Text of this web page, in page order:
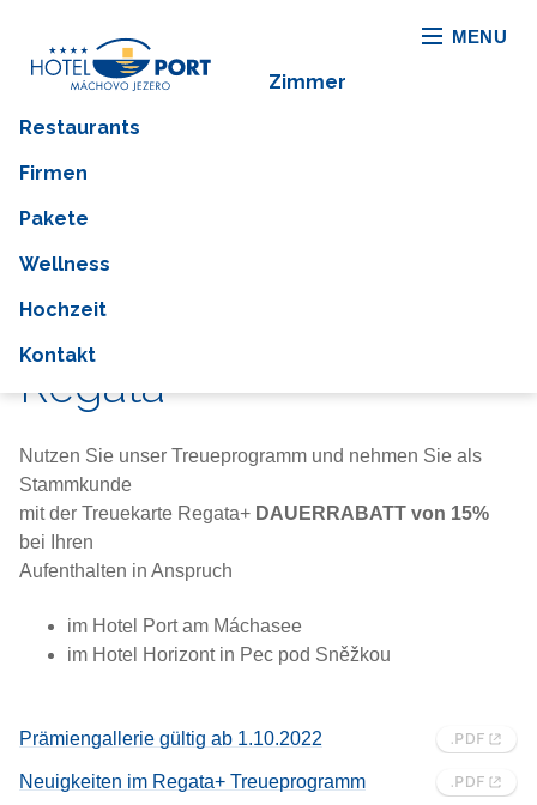
MENU
Zimmer
Restaurants
Firmen
Pakete
Wellness
Hochzeit
Kontakt
Treueprogramm
Regata+
Nutzen Sie unser Treueprogramm und nehmen Sie als
Stammkunde
mit der Treuekarte Regata+ DAUERRABATT von 15%
bei Ihren
Aufenthalten in Anspruch
im Hotel Port am Máchasee
im Hotel Horizont in Pec pod Sněžkou
Prämiengallerie gültig ab 1.10.2022
Neuigkeiten im Regata+ Treueprogramm